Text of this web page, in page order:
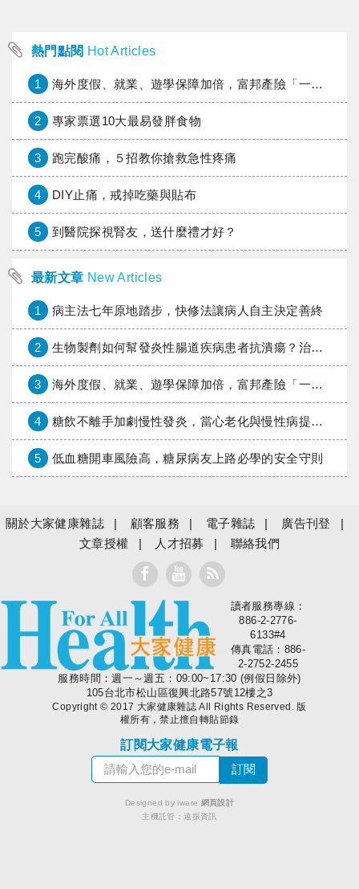
熱門點閱 Hot Articles
1 海外度假、就業、遊學保障加倍，富邦產險「一期逐夢」專案加碼遠距醫療與緊急救援
2 專家票選10大最易發胖食物
3 跑完酸痛，５招教你搶救急性疼痛
4 DIY止痛，戒掉吃藥與貼布
5 到醫院探視腎友，送什麼禮才好？
最新文章 New Articles
1 病主法七年原地踏步，快修法讓病人自主決定善終
2 生物製劑如何幫發炎性腸道疾病患者抗潰瘍？治療進展與健保給付困境一次看
3 海外度假、就業、遊學保障加倍，富邦產險「一期逐夢」專案加碼遠距醫療與緊急救援
4 糖飲不離手加劇慢性發炎，當心老化與慢性病提早報到
5 低血糖開車風險高，糖尿病友上路必學的安全守則
關於大家健康雜誌 顧客服務 電子雜誌
廣告刊登
文章授權
人才招募 聯絡我們
大家健康
讀者服務專線：
886-2-2776-
6133#4
傳真電話：886-
2-2752-2455
服務時間：週一～週五：09:00~17:30 (例假日除外)
105台北市松山區復興北路57號12樓之3
Copyright © 2017 大家健康雜誌 All Rights Reserved. 版
權所有，禁止擅自轉貼節錄
訂閱大家健康電子報
Designed by iware 網頁設計
主機託管：遠振資訊